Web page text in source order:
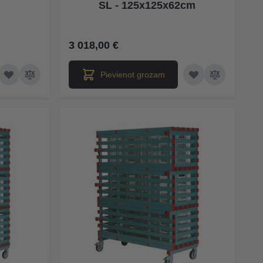
SL - 125x125x62cm
3 018,00 €
Pievienot grozam